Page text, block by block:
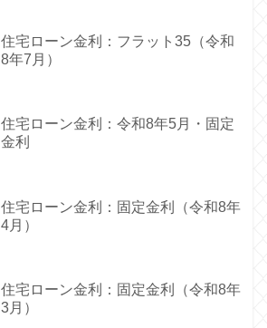
住宅ローン金利：フラット35（令和
8年7月）
住宅ローン金利：令和8年5月・固定
金利
住宅ローン金利：固定金利（令和8年
4月）
住宅ローン金利：固定金利（令和8年
3月）